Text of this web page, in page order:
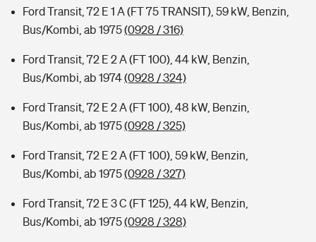
Ford Transit, 72 E 1 A (FT 75 TRANSIT), 59 kW, Benzin,
Bus/Kombi, ab 1975(0928 / 316)
Ford Transit, 72 E 2 A (FT 100), 44 kW, Benzin,
Bus/Kombi, ab 1974(0928 / 324)
Ford Transit, 72 E 2 A (FT 100), 48 kW, Benzin,
Bus/Kombi, ab 1975(0928 / 325)
Ford Transit, 72 E 2 A (FT 100), 59 kW, Benzin,
Bus/Kombi, ab 1975(0928 / 327)
Ford Transit, 72 E 3 C (FT 125), 44 kW, Benzin,
Bus/Kombi, ab 1975(0928 / 328)